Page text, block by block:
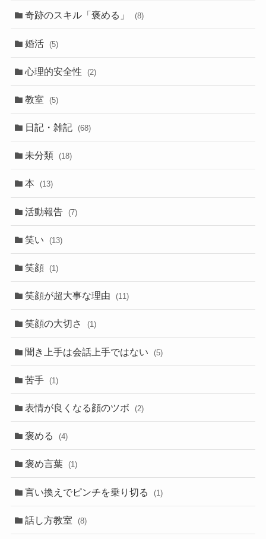
奇跡のスキル「褒める」 (8)
婚活 (5)
心理的安全性 (2)
教室 (5)
日記・雑記 (68)
未分類 (18)
本 (13)
活動報告 (7)
笑い (13)
笑顔 (1)
笑顔が超大事な理由 (11)
笑顔の大切さ (1)
聞き上手は会話上手ではない (5)
苦手 (1)
表情が良くなる顔のツボ (2)
褒める (4)
褒め言葉 (1)
言い換えでピンチを乗り切る (1)
話し方教室 (8)